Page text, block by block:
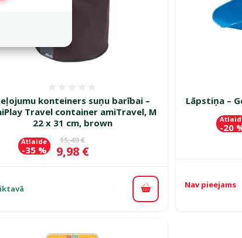
konteiners suņu barībai –
Travel container amiTravel, M
22 x 31 cm, brown
Oriģinālā cena
15,49 €
Cena
9,98 €
Atlaide
-35 %
Pievienot grozam
Lāpstiņa –
-20
Nav pieejams